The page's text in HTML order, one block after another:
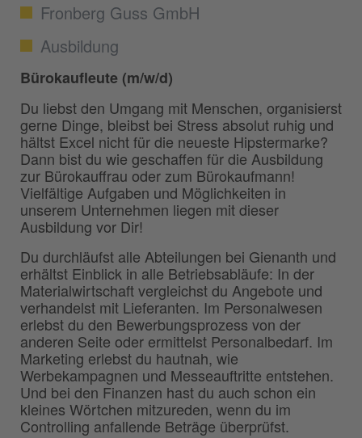
Fronberg Guss GmbH
Ausbildung
Bürokaufleute (m/w/d)
Du liebst den Umgang mit Menschen, organisierst
gerne Dinge, bleibst bei Stress absolut ruhig und
hältst Excel nicht für die neueste Hipstermarke?
Dann bist du wie geschaffen für die Ausbildung
zur Bürokauffrau oder zum Bürokaufmann!
Vielfältige Aufgaben und Möglichkeiten in
unserem Unternehmen liegen mit dieser
Ausbildung vor Dir!
Du durchläufst alle Abteilungen bei Gienanth und
erhältst Einblick in alle Betriebsabläufe: In der
Materialwirtschaft vergleichst du Angebote und
verhandelst mit Lieferanten. Im Personalwesen
erlebst du den Bewerbungsprozess von der
anderen Seite oder ermittelst Personalbedarf. Im
Marketing erlebst du hautnah, wie
Werbekampagnen und Messeauftritte entstehen.
Und bei den Finanzen hast du auch schon ein
kleines Wörtchen mitzureden, wenn du im
Controlling anfallende Beträge überprüfst.